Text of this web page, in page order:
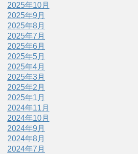
2025年10月
2025年9月
2025年8月
2025年7月
2025年6月
2025年5月
2025年4月
2025年3月
2025年2月
2025年1月
2024年11月
2024年10月
2024年9月
2024年8月
2024年7月